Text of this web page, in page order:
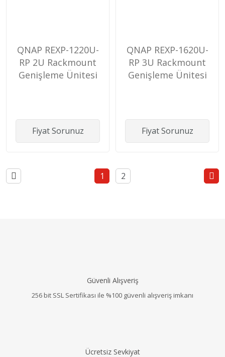
QNAP REXP-1220U-
RP 2U Rackmount
Genişleme Ünitesi
Fiyat Sorunuz
QNAP REXP-1620U-
RP 3U Rackmount
Genişleme Ünitesi
Fiyat Sorunuz
1 2
Güvenli Alışveriş
256 bit SSL Sertifikası ile %100 güvenli alışveriş imkanı
Ücretsiz Sevkiyat